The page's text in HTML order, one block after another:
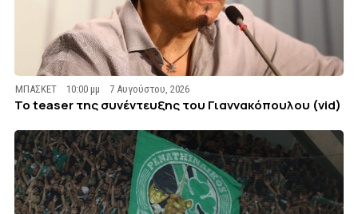
ΜΠΑΣΚΕΤ 10:00 μμ 7 Αυγούστου, 2026
To teaser της συνέντευξης του Γιαννακόπουλου (vid)